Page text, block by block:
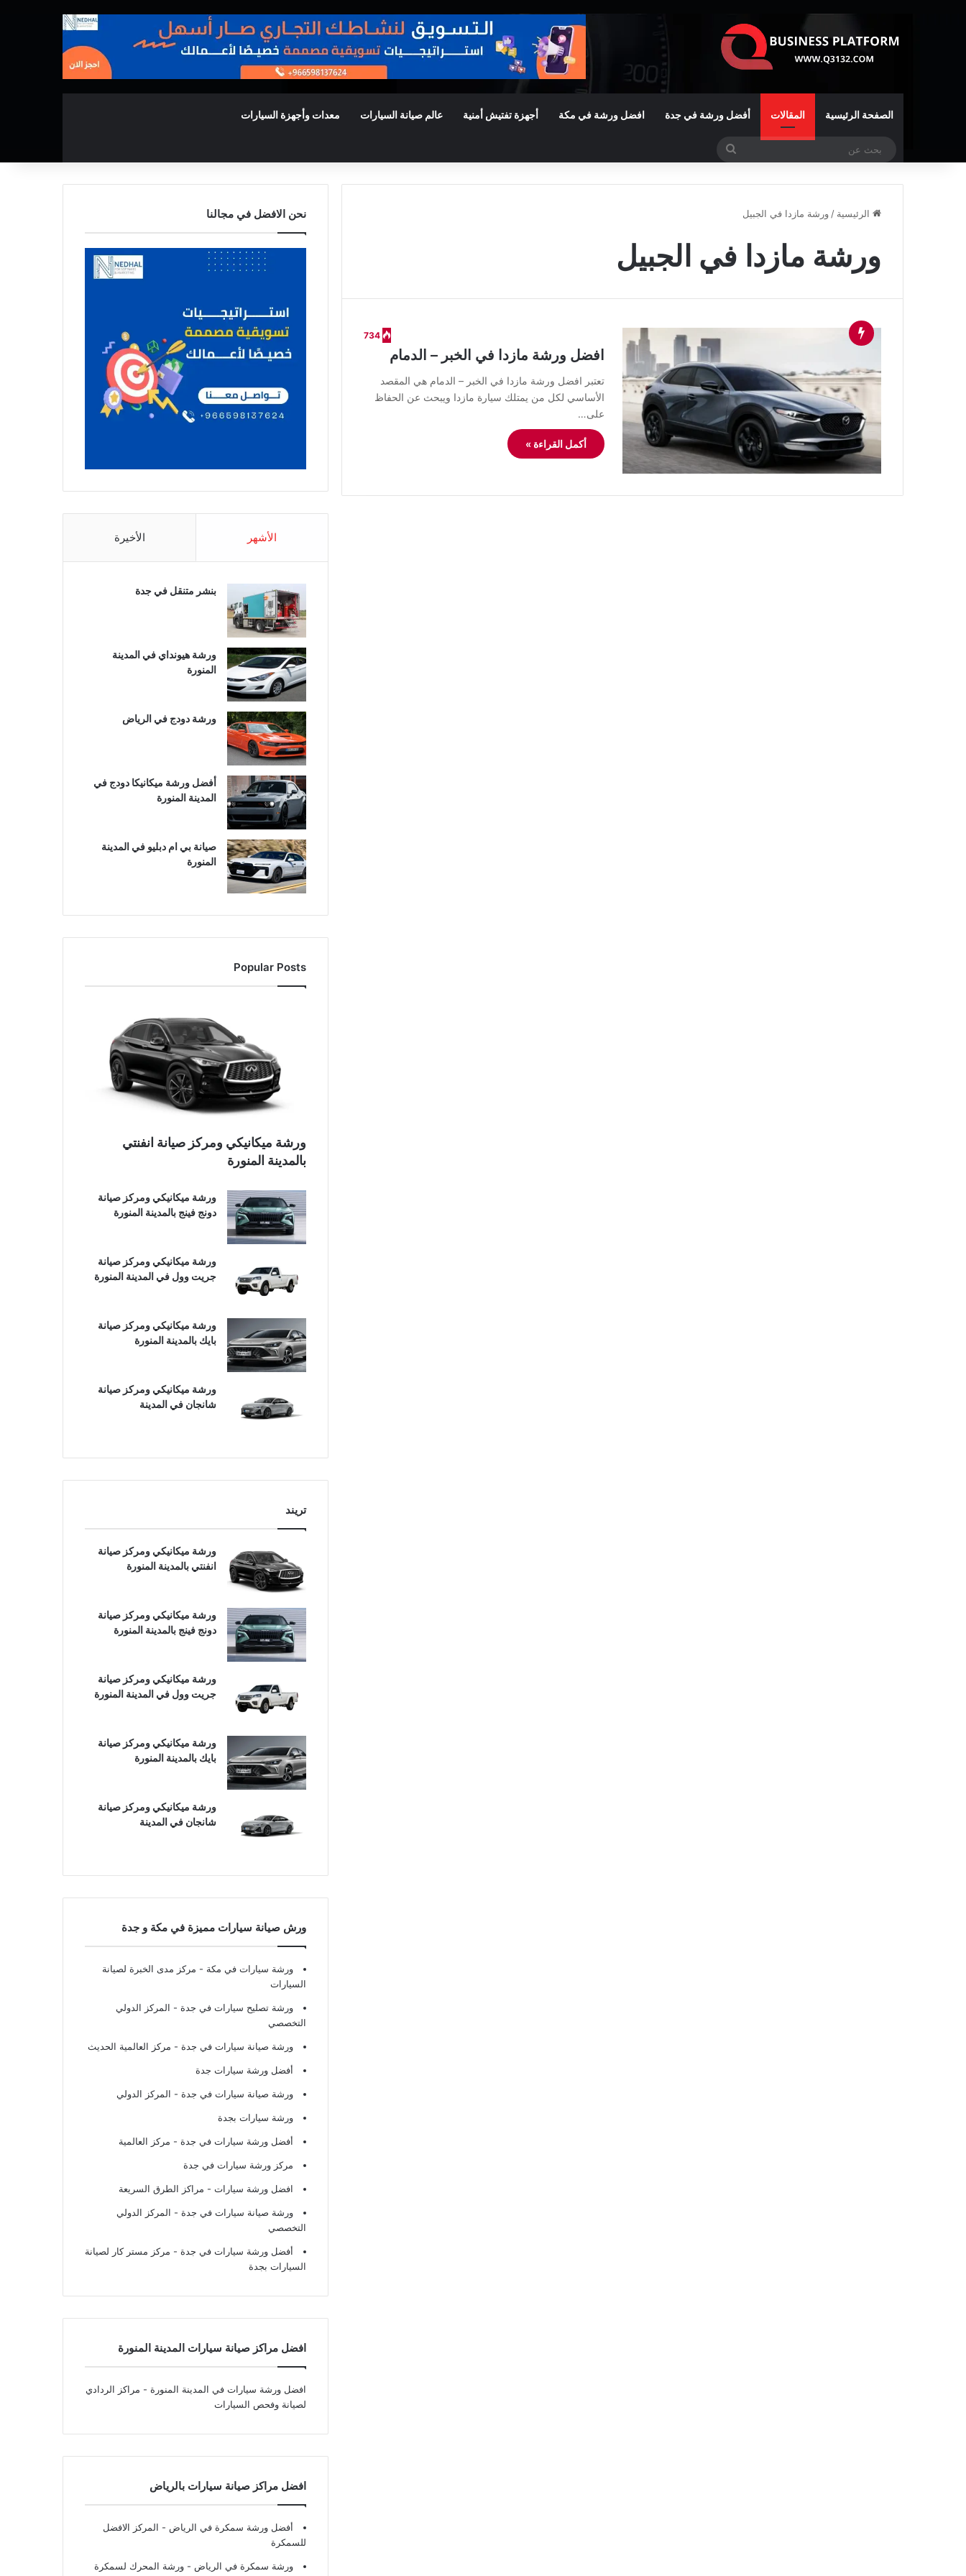
الصفحة الرئيسية المقالات أفضل ورشة في جدة افضل ورشة في مكة أجهزة تفتيش أمنية عالم صيانة السيارات معدات وأجهزة السيارات
الرئيسية / ورشة مازدا في الجبيل
ورشة مازدا في الجبيل
734
افضل ورشة مازدا في الخبر – الدمام
تعتبر افضل ورشة مازدا في الخبر – الدمام هي المقصد
الأساسي لكل من يمتلك سيارة مازدا ويبحث عن الحفاظ
على…
أكمل القراءة »
نحن الافضل في مجالنا
الأشهر الأخيرة
بنشر متنقل في جدة
ورشة هيونداي في المدينة
المنورة
ورشة دودج في الرياض
أفضل ورشة ميكانيكا دودج في
المدينة المنورة
صيانة بي ام دبليو في المدينة
المنورة
Popular Posts
ورشة ميكانيكي ومركز صيانة انفنتي
بالمدينة المنورة
ورشة ميكانيكي ومركز صيانة
دونج فينج بالمدينة المنورة
ورشة ميكانيكي ومركز صيانة
جريت وول في المدينة المنورة
ورشة ميكانيكي ومركز صيانة
بايك بالمدينة المنورة
ورشة ميكانيكي ومركز صيانة
شانجان في المدينة
تريند
ورشة ميكانيكي ومركز صيانة
انفنتي بالمدينة المنورة
ورشة ميكانيكي ومركز صيانة
دونج فينج بالمدينة المنورة
ورشة ميكانيكي ومركز صيانة
جريت وول في المدينة المنورة
ورشة ميكانيكي ومركز صيانة
بايك بالمدينة المنورة
ورشة ميكانيكي ومركز صيانة
شانجان في المدينة
ورش صيانة سيارات مميزة في مكة و جدة
ورشة سيارات في مكة - مركز مدى الخبرة لصيانة
السيارات
ورشة تصليح سيارات في جدة - المركز الدولي
التخصصي
ورشة صيانة سيارات في جدة - مركز العالمية الحديث
أفضل ورشة سيارات جدة
ورشة صيانة سيارات في جدة - المركز الدولي
ورشة سيارات بجدة
أفضل ورشة سيارات في جدة - مركز العالمية
مركز ورشة سيارات في جدة
افضل ورشة سيارات - مراكز الطرق السريعة
ورشة صيانة سيارات في جدة - المركز الدولي
التخصصي
أفضل ورشة سيارات في جدة - مركز مستر كار لصيانة
السيارات بجدة
افضل مراكز صيانة سيارات المدينة المنورة
افضل ورشة سيارات في المدينة المنورة - مراكز الردادي
لصيانة وفحص السيارات
افضل مراكز صيانة سيارات بالرياض
أفضل ورشة سمكرة في الرياض - المركز الافضل
للسمكرة
ورشة سمكرة في الرياض - ورشة المحرك لسمكرة